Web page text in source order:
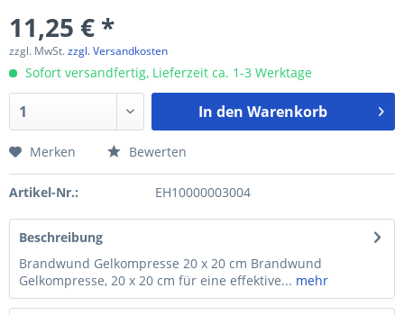
11,25 € *
zzgl. MwSt.zzgl. Versandkosten
Sofort versandfertig, Lieferzeit ca. 1-3 Werktage
In den Warenkorb
Merken Bewerten
Artikel-Nr.: EH10000003004
Beschreibung
Brandwund Gelkompresse 20 x 20 cm Brandwund
Gelkompresse, 20 x 20 cm für eine effektive... mehr